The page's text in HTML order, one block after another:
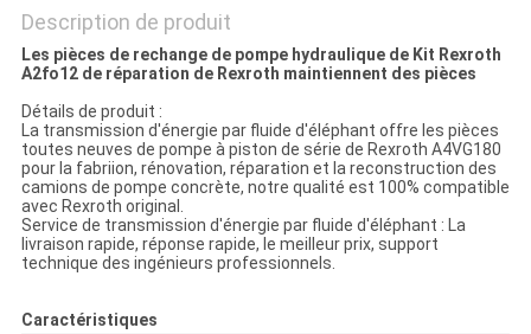
Description de produit
Les pièces de rechange de pompe hydraulique de Kit Rexroth
A2fo12 de réparation de Rexroth maintiennent des pièces
Détails de produit :
La transmission d'énergie par fluide d'éléphant offre les pièces
toutes neuves de pompe à piston de série de Rexroth A4VG180
pour la fabriion, rénovation, réparation et la reconstruction des
camions de pompe concrète, notre qualité est 100% compatible
avec Rexroth original.
Service de transmission d'énergie par fluide d'éléphant : La
livraison rapide, réponse rapide, le meilleur prix, support
technique des ingénieurs professionnels.
Caractéristiques